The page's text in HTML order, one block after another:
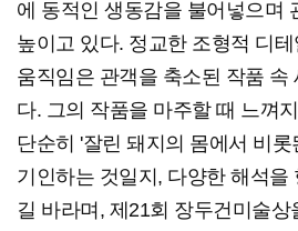
에 동적인 생동감을 불어넣으며
높이고 있다. 정교한 조형적 디
움직임은 관객을 축소된 작품 속
다. 그의 작품을 마주할 때 느껴
단순히 '잘린 돼지의 몸에서 비
기인하는 것일지, 다양한 해석을
길 바라며, 제21회 장두건미술